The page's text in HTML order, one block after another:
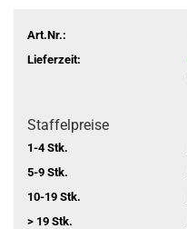
Art.Nr.:
Lieferzeit:
Staffelpreise
1-4 Stk.
5-9 Stk.
10-19 Stk.
> 19 Stk.